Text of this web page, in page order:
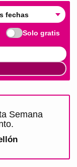
fechas
Solo gratis
Semana